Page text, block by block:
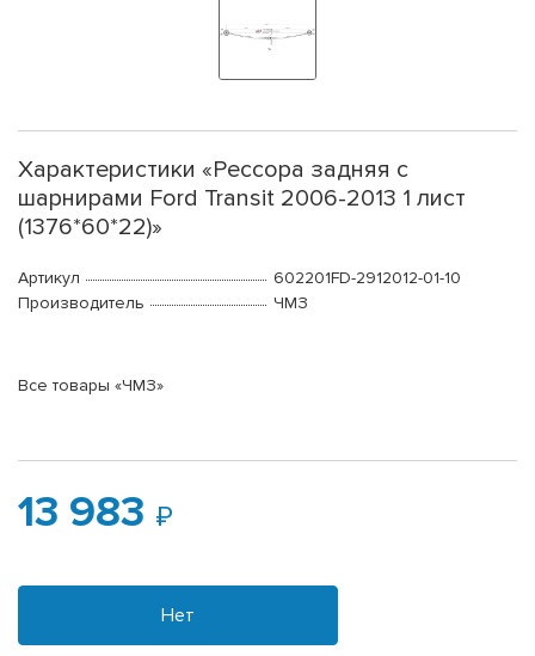
Характеристики «Рессора задняя с
шарнирами Ford Transit 2006-2013 1 лист
(1376*60*22)»
Артикул
602201FD-2912012-01-10
Производитель
ЧМЗ
Все товары «ЧМЗ»
13 983
Нет